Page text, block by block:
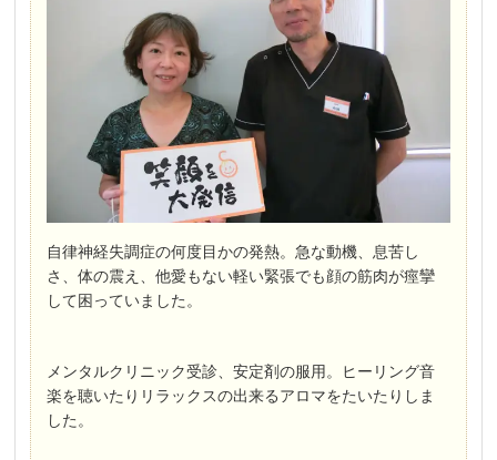
自律神経失調症の何度目かの発熱。急な動機、息苦し
さ、体の震え、他愛もない軽い緊張でも顔の筋肉が痙攣
して困っていました。
メンタルクリニック受診、安定剤の服用。ヒーリング音
楽を聴いたりリラックスの出来るアロマをたいたりしま
した。